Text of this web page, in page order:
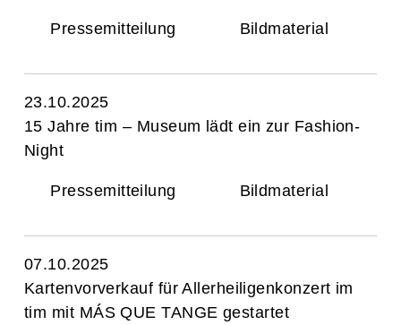
Pressemitteilung Bildmaterial
23.10.2025
15 Jahre tim – Museum lädt ein zur Fashion-
Night
Pressemitteilung Bildmaterial
07.10.2025
Kartenvorverkauf für Allerheiligenkonzert im
tim mit MÁS QUE TANGE gestartet